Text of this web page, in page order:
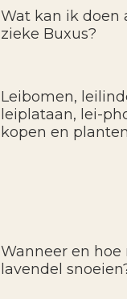
Prunus lusitanica
laurier planten als
leiplataan, lei-
kopen en